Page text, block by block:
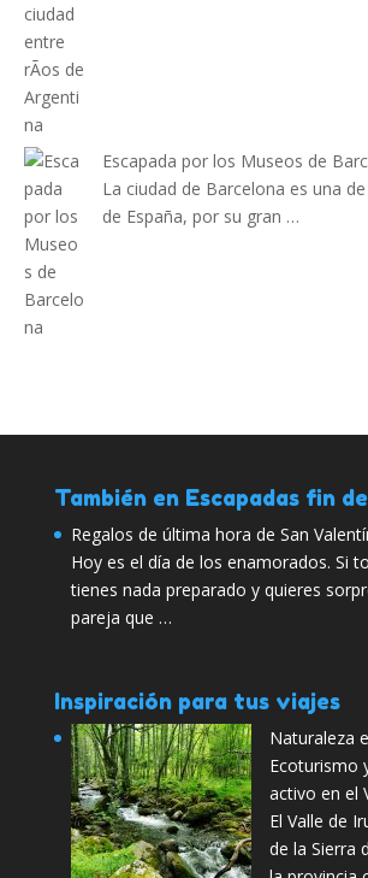
Escapada por los Museos de
La ciudad de Barcelona es una
de España, por su gran …
También en Escapadas fin
Regalos de última hora de San
Hoy es el día de los enamorados. Si
tienes nada preparado y quieres
pareja que …
Inspiración para tus viajes
Naturaleza
Ecoturismo
activo en el
El Valle de
de la Sierra